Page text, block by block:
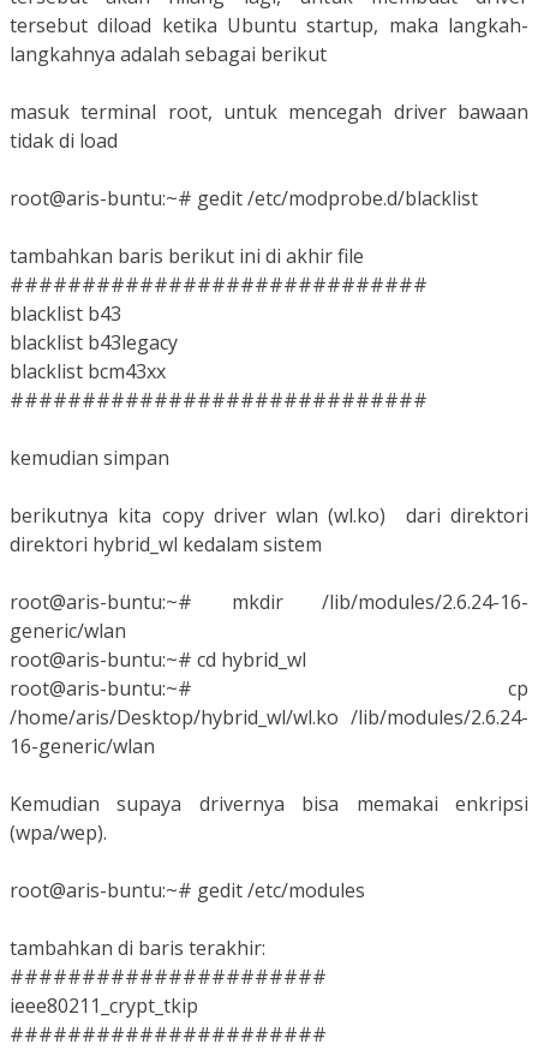
tersebut diload ketika Ubuntu startup, maka langkah-
langkahnya adalah sebagai berikut
masuk terminal root, untuk mencegah driver bawaan
tidak di load
root@aris-buntu:~# gedit /etc/modprobe.d/blacklist
tambahkan baris berikut ini di akhir file
#############################
blacklist b43
blacklist b43legacy
blacklist bcm43xx
#############################
kemudian simpan
berikutnya kita copy driver wlan (wl.ko) dari direktori
direktori hybrid_wl kedalam sistem
root@aris-buntu:~# mkdir /lib/modules/2.6.24-16-
generic/wlan
root@aris-buntu:~# cd hybrid_wl
root@aris-buntu:~# cp
/home/aris/Desktop/hybrid_wl/wl.ko /lib/modules/2.6.24-
16-generic/wlan
Kemudian supaya drivernya bisa memakai enkripsi
(wpa/wep).
root@aris-buntu:~# gedit /etc/modules
tambahkan di baris terakhir:
######################
ieee80211_crypt_tkip
######################